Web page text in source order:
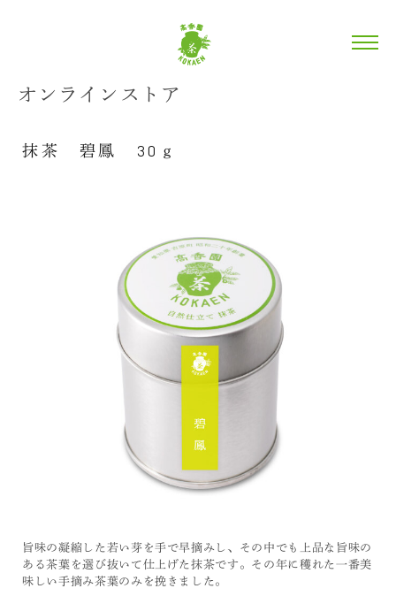
オンラインストア
抹茶 碧鳳 30ｇ
旨味の凝縮した若い芽を手で早摘みし、その中でも上品な旨味の
ある茶葉を選び抜いて仕上げた抹茶です。その年に穫れた一番美
味しい手摘み茶葉のみを挽きました。